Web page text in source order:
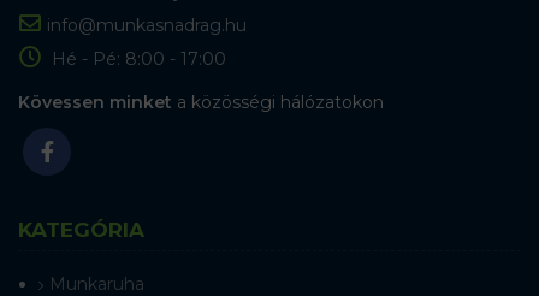
info@munkasnadrag.hu
Hé - Pé: 8:00 - 17:00
Kövessen minket a közösségi hálózatokon
KATEGÓRIA
Munkaruha